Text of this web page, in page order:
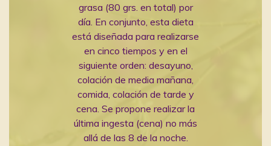
grasa (80 grs. en total) por
día. En conjunto, esta dieta
está diseñada para realizarse
en cinco tiempos y en el
siguiente orden: desayuno,
colación de media mañana,
comida, colación de tarde y
cena. Se propone realizar la
última ingesta (cena) no más
allá de las 8 de la noche.